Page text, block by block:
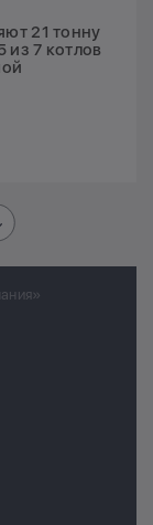
21 тонну
из 7 котлов